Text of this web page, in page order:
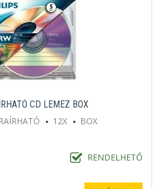
CD LEMEZ BOX
12X
BOX
RENDELHETŐ